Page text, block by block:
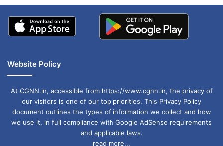
Website Policy
At CGNN.in, accessible from https://www.cgnn.in, the privacy of
our visitors is one of our top priorities. This Privacy Policy
document outlines the types of information we collect and how
we use it, in full compliance with Google AdSense requirements
and applicable laws.
read more...